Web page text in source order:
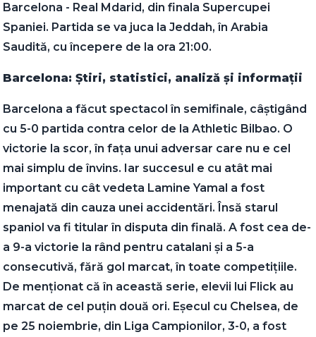
Barcelona - Real Mdarid, din finala Supercupei
Spaniei. Partida se va juca la Jeddah, în Arabia
Saudită, cu începere de la ora 21:00.
Barcelona: Știri, statistici, analiză și informații
Barcelona a făcut spectacol în semifinale, câștigând
cu 5-0 partida contra celor de la Athletic Bilbao. O
victorie la scor, în fața unui adversar care nu e cel
mai simplu de învins. Iar succesul e cu atât mai
important cu cât vedeta Lamine Yamal a fost
menajată din cauza unei accidentări. Însă starul
spaniol va fi titular în disputa din finală. A fost cea de-
a 9-a victorie la rând pentru catalani și a 5-a
consecutivă, fără gol marcat, în toate competițiile.
De menționat că în această serie, elevii lui Flick au
marcat de cel puțin două ori. Eșecul cu Chelsea, de
pe 25 noiembrie, din Liga Campionilor, 3-0, a fost